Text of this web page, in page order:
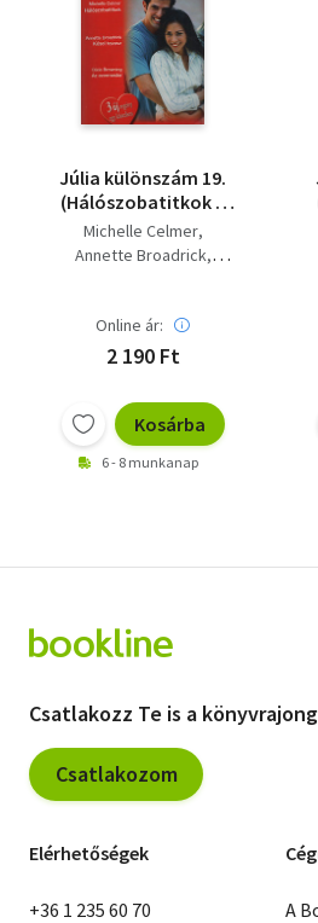
Szakkönyv
Szótár, nyelvkönyv
Tankönyv, segédkönyv
Társadalomtudomány
Természettudomány
Júlia különszám 19.
(Hálószobatitkok +
Kései tavasz + Az
ezermester)
Michelle Celmer
Annette Broadrick
Online ár:
2 190 Ft
Kosárba
6 - 8 munkanap
Csatlakozz Te is a
Csatlakozom
Elérhetőségek
+36 1 235 60 70
A